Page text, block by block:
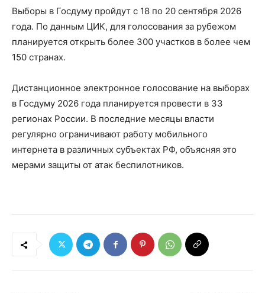
Выборы в Госдуму пройдут с 18 по 20 сентября 2026
года. По данным ЦИК, для голосования за рубежом
планируется открыть более 300 участков в более чем
150 странах.
Дистанционное электронное голосование на выборах
в Госдуму 2026 года планируется провести в 33
регионах России. В последние месяцы власти
регулярно ограничивают работу мобильного
интернета в различных субъектах РФ, объясняя это
мерами защиты от атак беспилотников.